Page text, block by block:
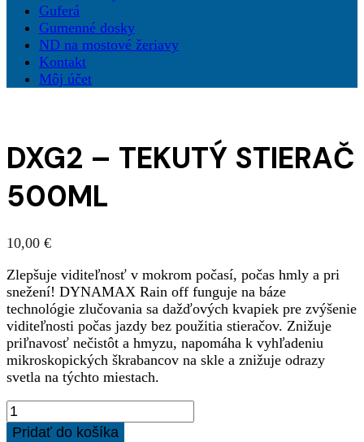
Guferá
Gumenné dosky
ND na mostové žeriavy
Kontakt
Môj účet
DXG2 – TEKUTÝ STIERAČ
500ML
10,00 €
Zlepšuje viditeľnosť v mokrom počasí, počas hmly a pri
snežení! DYNAMAX Rain off funguje na báze
technológie zlučovania sa dažďových kvapiek pre zvýšenie
viditeľnosti počas jazdy bez použitia stieračov. Znižuje
priľnavosť nečistôt a hmyzu, napomáha k vyhľadeniu
mikroskopických škrabancov na skle a znižuje odrazy
svetla na týchto miestach.
množstvo
DXG2
Pridať do košíka